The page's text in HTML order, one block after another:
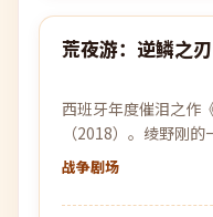
热门
荒夜游：逆鳞之刃
西班牙年度催泪之作
（2018）。绫野刚
故事重见天日，关于
战争剧场